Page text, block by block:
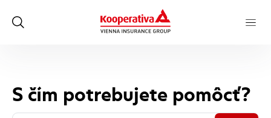
S čím potrebujete pomôcť?